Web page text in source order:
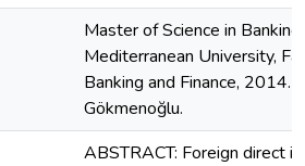
Master of Science in
Mediterranean University,
Banking and Finance, 2014.
Gökmenoğlu.
ABSTRACT: Foreign direct